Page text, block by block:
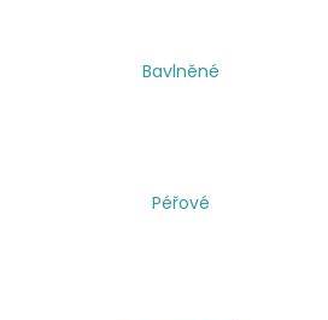
Bavlněné
Péřové